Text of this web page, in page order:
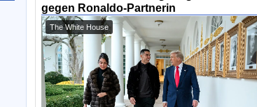
gegen Ronaldo-Partnerin
The White House